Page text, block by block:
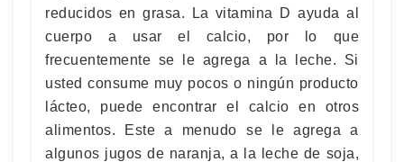
reducidos en grasa. La vitamina D ayuda al
cuerpo a usar el calcio, por lo que
frecuentemente se le agrega a la leche. Si
usted consume muy pocos o ningún producto
lácteo, puede encontrar el calcio en otros
alimentos. Este a menudo se le agrega a
algunos jugos de naranja, a la leche de soja,